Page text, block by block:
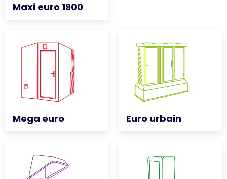
Maxi euro 1900
Maxi euro 1900
Mega euro
Mega euro Euro urbain
Euro urbain